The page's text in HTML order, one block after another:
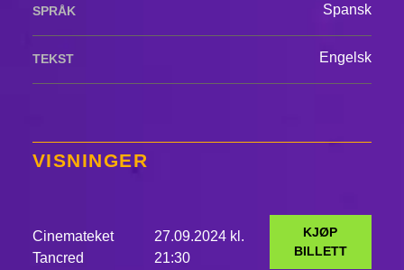
SPRÅK Spansk
TEKST Engelsk
VISNINGER
Cinemateket
Tancred
27.09.2024 kl.
21:30
KJØP
BILLETT